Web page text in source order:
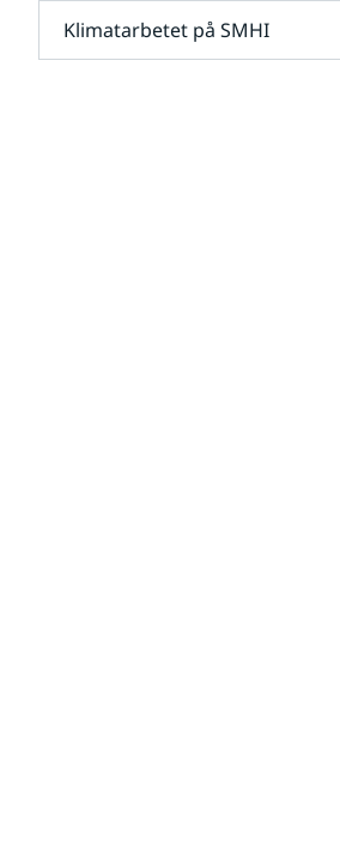
Klimatarbetet på SMHI